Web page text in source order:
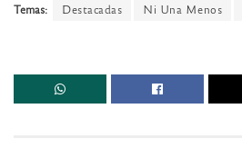
Temas: Destacadas Ni Una Menos